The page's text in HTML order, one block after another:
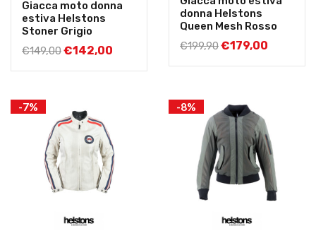
Giacca moto donna
estiva Helstons
Stoner Grigio
€149,00€142,00
donna Helstons
Queen Mesh Rosso
€199,90€179,00
-7% -8%